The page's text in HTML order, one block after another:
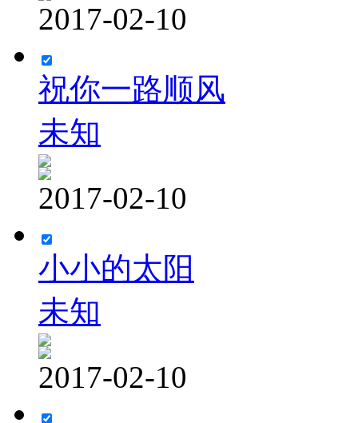
2017-02-10
祝你一路顺风
未知
2017-02-10
小小的太阳
未知
2017-02-10